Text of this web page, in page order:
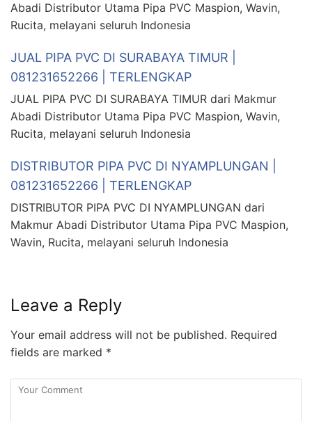
Abadi Distributor Utama Pipa PVC Maspion, Wavin,
Rucita, melayani seluruh Indonesia
JUAL PIPA PVC DI SURABAYA TIMUR |
081231652266 | TERLENGKAP
JUAL PIPA PVC DI SURABAYA TIMUR dari Makmur
Abadi Distributor Utama Pipa PVC Maspion, Wavin,
Rucita, melayani seluruh Indonesia
DISTRIBUTOR PIPA PVC DI NYAMPLUNGAN |
081231652266 | TERLENGKAP
DISTRIBUTOR PIPA PVC DI NYAMPLUNGAN dari
Makmur Abadi Distributor Utama Pipa PVC Maspion,
Wavin, Rucita, melayani seluruh Indonesia
Leave a Reply
Your email address will not be published. Required
fields are marked *